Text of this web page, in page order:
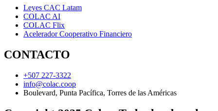
Leyes CAC Latam
COLAC AI
COLAC Flix
Acelerador Cooperativo Financiero
CONTACTO
+507 227-3322
info@colac.coop
Boulevard, Punta Pacífica, Torres de las Américas